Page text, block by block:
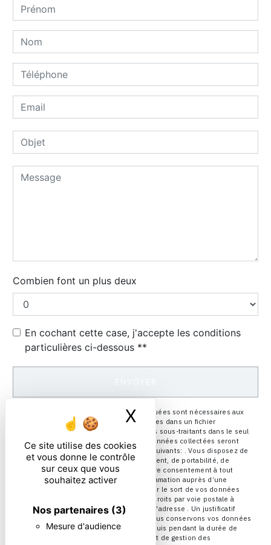
Ce site utilise des cookies
et vous donne le contrôle
sur ceux que vous
souhaitez activer
Nos partenaires (3)
Mesure d'audience
X Masquer le
Combien font un plus deux
En cochant cette case, j'accepte les conditions
particulières ci-dessous **
** Les données personnelles communiquées sont nécessaires aux
fins de vous contacter et sont enregistrées dans un fichier
informatisé. Elles sont destinées à et ses sous-traitants dans le seul
but de répondre à votre message. Les données collectées seront
communiquées aux seuls destinataires suivants: . Vous disposez de
droits d’accès, de rectification, d’effacement, de portabilité, de
limitation, d’opposition, de retrait de votre consentement à tout
moment et du droit d’introduire une réclamation auprès d’une
autorité de contrôle, ainsi que d’organiser le sort de vos données
post-mortem. Vous pouvez exercer ces droits par voie postale à
l'adresse ou par courrier électronique à l'adresse . Un justificatif
d'identité pourra vous être demandé. Nous conservons vos données
pendant la période de prise de contact puis pendant la durée de
prescription légale aux fins probatoires et de gestion des